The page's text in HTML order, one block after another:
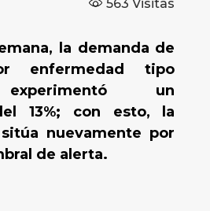
563 Visitas
la demanda de
enfermedad tipo
un
13%; con esto, la
nuevamente por
de alerta.